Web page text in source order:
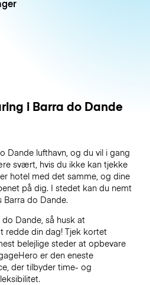
i Barra do Dande
Dande lufthavn, og du vil i gang
svært, hvis du ikke kan tjekke
hotel med det samme, og dine
på dig. I stedet kan du nemt
do Dande.
Dande, så husk at
redde din dag! Tjek kortet
belejlige steder at opbevare
er den eneste
der tilbyder time- og